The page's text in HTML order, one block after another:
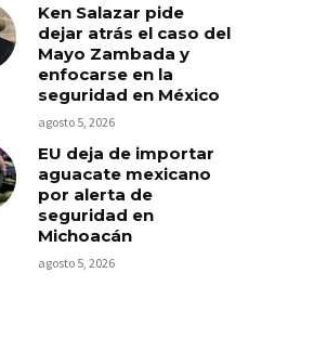
Ken Salazar pide
dejar atrás el caso del
Mayo Zambada y
enfocarse en la
seguridad en México
agosto 5, 2026
EU deja de importar
aguacate mexicano
por alerta de
seguridad en
Michoacán
agosto 5, 2026